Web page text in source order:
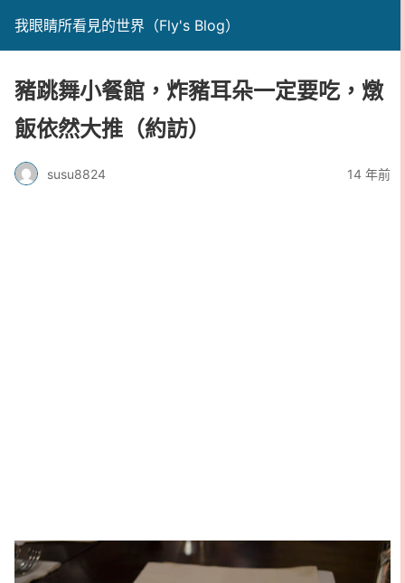
我眼睛所看見的世界（Fly's Blog）
豬跳舞小餐館，炸豬耳朵一定要吃，燉
飯依然大推（約訪）
susu8824 14 年前